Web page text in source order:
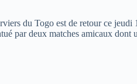
du Togo est de retour ce
par deux matches amicaux